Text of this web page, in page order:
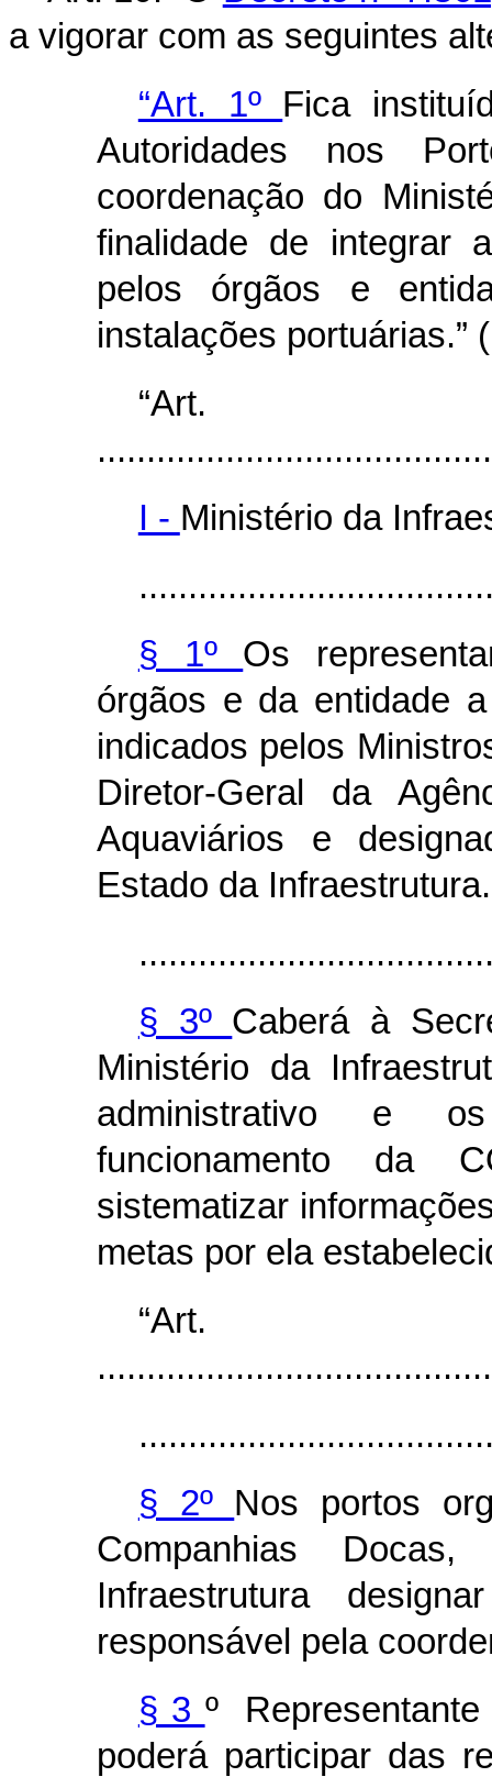
a vigorar com as seguintes
“Art. 1º Fica
Autoridades nos
coordenação do
finalidade de integrar
pelos órgãos e
instalações portuárias.”
I - Ministério da
§ 1º Os
órgãos e da entidade
indicados pelos
Diretor-Geral da
Aquaviários e
Estado da Infraestrutura.
§ 3º Caberá à
Ministério da
administrativo e
funcionamento da
sistematizar
metas por ela
§ 2º Nos portos
Companhias
Infraestrutura
responsável pela
§ 3 º
poderá participar das